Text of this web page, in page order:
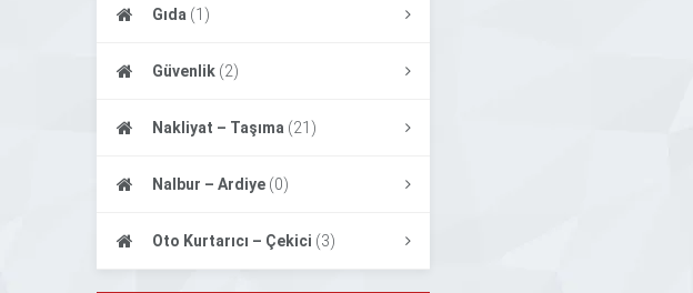
Gıda (1)
Güvenlik (2)
Nakliyat – Taşıma (21)
Nalbur – Ardiye (0)
Oto Kurtarıcı – Çekici (3)